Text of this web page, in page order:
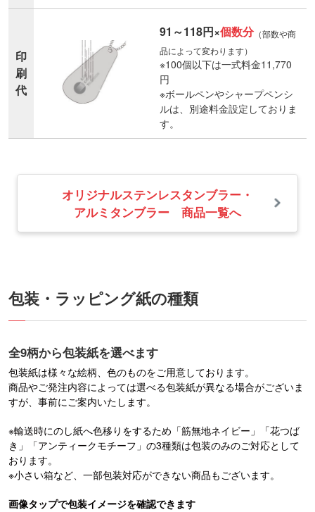
印
刷
代
91～118円×個数分（部数や商
品によって変わります）
※100個以下は一式料金11,770
円
※ボールペンやシャープペンシ
ルは、別途料金設定しておりま
す。
オリジナルステンレスタンブラー・
アルミタンブラー 商品一覧へ
包装・ラッピング紙の種類
全9柄から包装紙を選べます
包装紙は様々な絵柄、色のものをご用意しております。
商品やご発注内容によっては選べる包装紙が異なる場合がございま
すが、事前にご案内いたします。
※輸送時にのし紙へ色移りをするため「筋無地ネイビー」「花つば
き」「アンティークモチーフ」の3種類は包装のみのご対応として
おります。
※小さい箱など、一部包装対応ができない商品もございます。
画像タップで包装イメージを確認できます